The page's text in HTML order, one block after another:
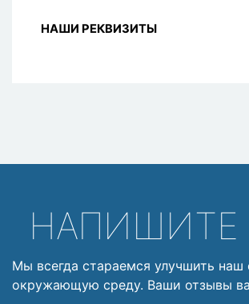
НАШИ РЕКВИЗИТЫ
НАПИШИТЕ
Мы всегда стараемся улучшить наш
окружающую среду. Ваши отзывы